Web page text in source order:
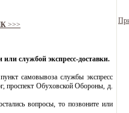
>>>
или службой экспресс-доставки.
самовывоза службы экспресс
проспект Обуховской Обороны, д.
вопросы, то позвоните или